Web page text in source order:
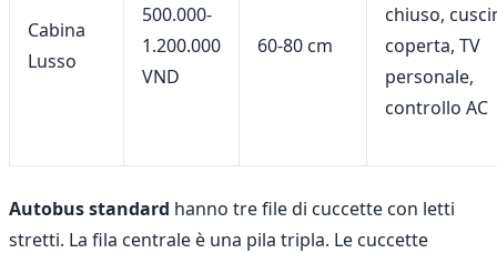
Cabina
Lusso
500.000-
1.200.000
VND
60-80 cm
chiuso,
coperta, TV
personale,
controllo AC
Autobus standard hanno tre file di cuccette con letti
stretti. La fila centrale è una pila tripla. Le cuccette